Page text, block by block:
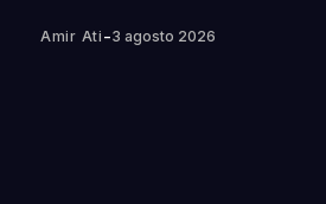
Amir Ati -3 agosto 2026